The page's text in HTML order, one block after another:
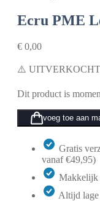
Ecru PME
€ 0,00
⚠️ UITVERKOCHT
Dit product is
voeg toe aan
Gratis
vanaf €49,95)
Makkelijk
Altijd